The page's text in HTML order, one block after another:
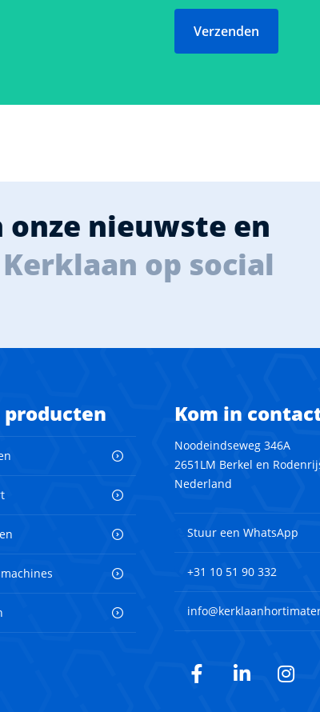
Verzenden
nieuwste en
op social
Kom in
Noodeindseweg 346A
2651LM Berkel en
Nederland
Stuur een WhatsApp
+31 10 51 90 332
Facebook
LinkedIn